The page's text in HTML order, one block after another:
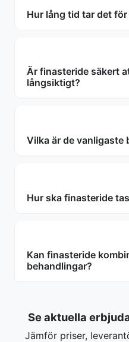
Hur lång tid tar det
Är finasteride säkert
långsiktigt?
Vilka är de vanligaste
Hur ska finasteride
Kan finasteride
behandlingar?
Se aktuella
Jämför priser,